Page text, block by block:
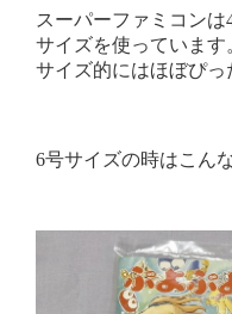
スーパーファミコン
サイズを使っています
サイズ的にはほぼぴっ
6号サイズの時はこん